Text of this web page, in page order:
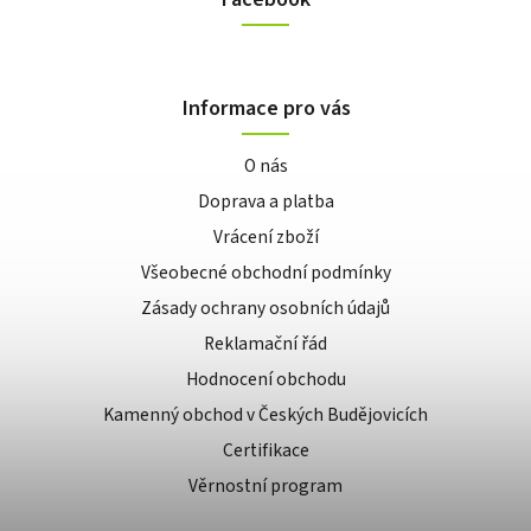
Informace pro vás
O nás
Doprava a platba
Vrácení zboží
Všeobecné obchodní podmínky
Zásady ochrany osobních údajů
Reklamační řád
Hodnocení obchodu
Kamenný obchod v Českých Budějovicích
Certifikace
Věrnostní program